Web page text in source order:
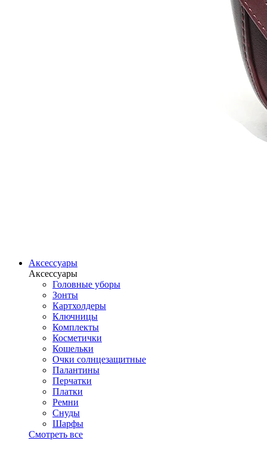
Аксессуары
Аксессуары
Головные уборы
Зонты
Картхолдеры
Ключницы
Комплекты
Косметички
Кошельки
Очки солнцезащитные
Палантины
Перчатки
Платки
Ремни
Снуды
Шарфы
Смотреть все